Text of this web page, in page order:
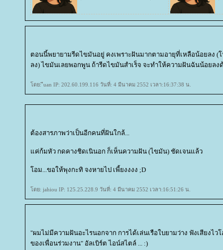
ตอนนี้พยายามรีดไขมันอยู่ คงเพราะฝันมากตามอายุที่เหลือน้อยลง (
ลง) ไขมันเลยพอกพูน ถ้ารีดไขมันสำเร็จ จะทำให้ความฝันฉันน้อยลง
ดย: ีuan IP: 202.60.199.116 วันที่: 4 มีนาคม 2552 เวลา:16:37:38 น.
ต้องสารภาพว่าเป็นอีกคนที่ฝันใกล้...
ค่ก้มหัว กดคางชิดเนินอก ก็เห็นความฝัน (ไขมัน) ชัดเจนแล้ว
อม...ขอให้พุงกะทิ จงหายไป เพี้ยงงงง ;D
ดย: jahiou IP: 125.25.228.9 วันที่: 4 มีนาคม 2552 เวลา:16:51:26 น.
"ผมไม่มีความฝันอะไรนอกจาก การได้เล่นเรือใบยามว่าง ฟังเสียงไ
ของเพื่อนร่วมงาน" อัลเบิร์ต ไอน์สไตล์ ... :)